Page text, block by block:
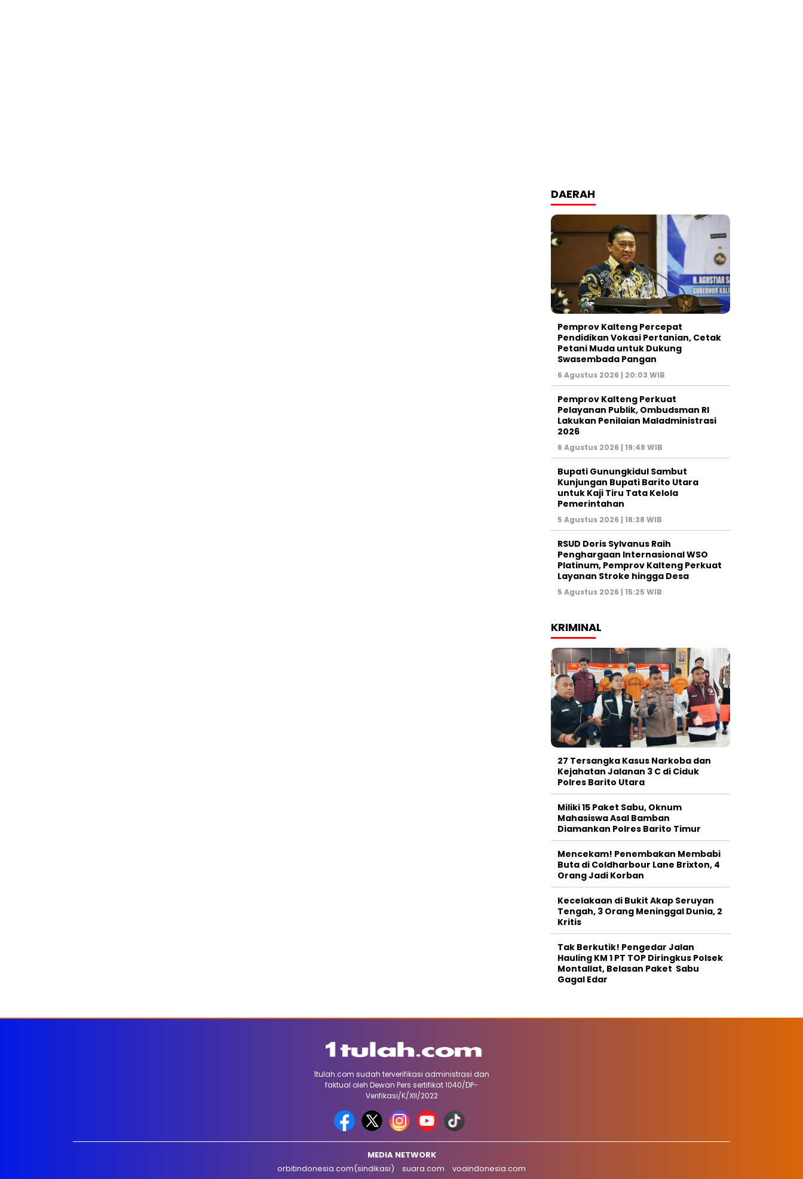
DAERAH
Pemprov Kalteng Percepat
Pendidikan Vokasi Pertanian, Cetak
Petani Muda untuk Dukung
Swasembada Pangan
6 Agustus 2026 | 20:03 WIB
Pemprov Kalteng Perkuat
Pelayanan Publik, Ombudsman RI
Lakukan Penilaian Maladministrasi
2026
6 Agustus 2026 | 19:48 WIB
Bupati Gunungkidul Sambut
Kunjungan Bupati Barito Utara
untuk Kaji Tiru Tata Kelola
Pemerintahan
5 Agustus 2026 | 18:38 WIB
RSUD Doris Sylvanus Raih
Penghargaan Internasional WSO
Platinum, Pemprov Kalteng Perkuat
Layanan Stroke hingga Desa
5 Agustus 2026 | 15:25 WIB
KRIMINAL
27 Tersangka Kasus Narkoba dan
Kejahatan Jalanan 3 C di Ciduk
Polres Barito Utara
Miliki 15 Paket Sabu, Oknum
Mahasiswa Asal Bamban
Diamankan Polres Barito Timur
Mencekam! Penembakan Membabi
Buta di Coldharbour Lane Brixton, 4
Orang Jadi Korban
Kecelakaan di Bukit Akap Seruyan
Tengah, 3 Orang Meninggal Dunia, 2
Kritis
Tak Berkutik! Pengedar Jalan
Hauling KM 1 PT TOP Diringkus Polsek
Montallat, Belasan Paket Sabu
Gagal Edar
1tulah.com sudah terverifikasi administrasi dan
faktual oleh Dewan Pers sertifikat 1040/DP-
Verifikasi/K/XII/2022
MEDIA NETWORK
orbitindonesia.com(sindikasi)
suara.com voaindonesia.com